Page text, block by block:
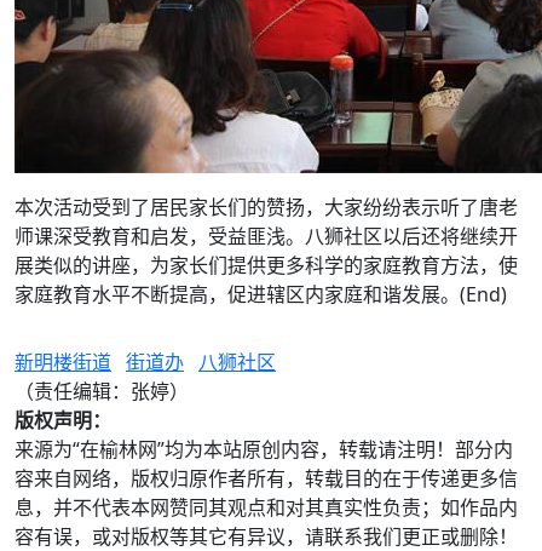
本次活动受到了居民家长们的赞扬，大家纷纷表示听了唐老
师课深受教育和启发，受益匪浅。八狮社区以后还将继续开
展类似的讲座，为家长们提供更多科学的家庭教育方法，使
家庭教育水平不断提高，促进辖区内家庭和谐发展。(End)
新明楼街道 街道办 八狮社区
（责任编辑：张婷）
版权声明：
来源为“在榆林网”均为本站原创内容，转载请注明！部分内
容来自网络，版权归原作者所有，转载目的在于传递更多信
息，并不代表本网赞同其观点和对其真实性负责；如作品内
容有误，或对版权等其它有异议，请联系我们更正或删除！